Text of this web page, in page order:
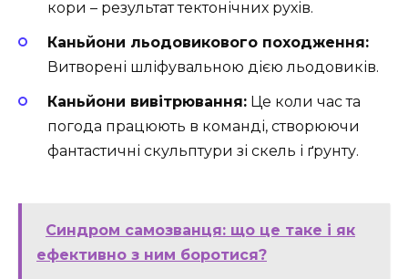
кори – результат тектонічних рухів.
Каньйони льодовикового походження:
Витворені шліфувальною дією льодовиків.
Каньйони вивітрювання: Це коли час та
погода працюють в команді, створюючи
фантастичні скульптури зі скель і ґрунту.
Синдром самозванця: що це таке і як
ефективно з ним боротися?